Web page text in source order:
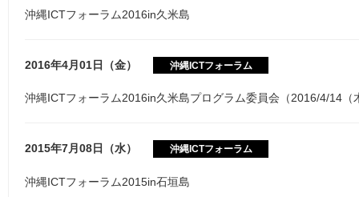
沖縄ICTフォーラム2016in久米島
2016年4月01日（金） 沖縄ICTフォーラム
沖縄ICTフォーラム2016in久米島プログラム委員会（2016/4/14（
2015年7月08日（水） 沖縄ICTフォーラム
沖縄ICTフォーラム2015in石垣島